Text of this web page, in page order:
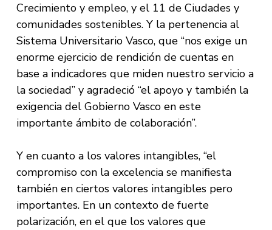
Crecimiento y empleo, y el 11 de Ciudades y
comunidades sostenibles. Y la pertenencia al
Sistema Universitario Vasco, que “nos exige un
enorme ejercicio de rendición de cuentas en
base a indicadores que miden nuestro servicio a
la sociedad” y agradeció “el apoyo y también la
exigencia del Gobierno Vasco en este
importante ámbito de colaboración”.
Y en cuanto a los valores intangibles, “el
compromiso con la excelencia se manifiesta
también en ciertos valores intangibles pero
importantes. En un contexto de fuerte
polarización, en el que los valores que